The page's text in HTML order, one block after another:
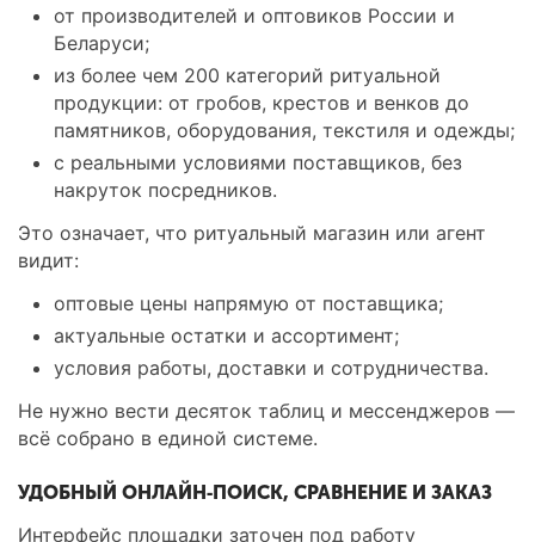
от производителей и оптовиков России и
Беларуси;
из более чем 200 категорий ритуальной
продукции: от гробов, крестов и венков до
памятников, оборудования, текстиля и одежды;
с реальными условиями поставщиков, без
накруток посредников.
Это означает, что ритуальный магазин или агент
видит:
оптовые цены напрямую от поставщика;
актуальные остатки и ассортимент;
условия работы, доставки и сотрудничества.
Не нужно вести десяток таблиц и мессенджеров —
всё собрано в единой системе.
УДОБНЫЙ ОНЛАЙН‑ПОИСК, СРАВНЕНИЕ И ЗАКАЗ
Интерфейс площадки заточен под работу